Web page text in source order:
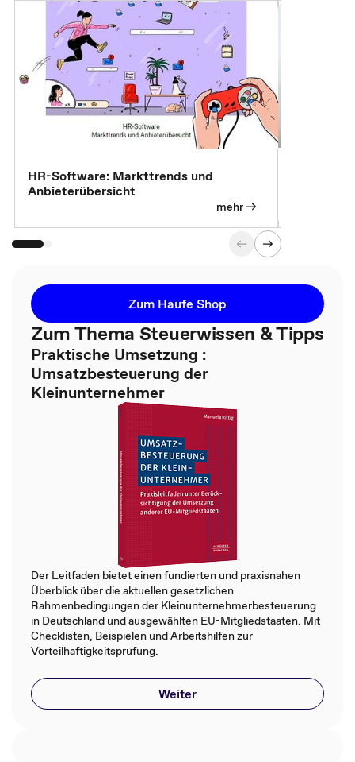
HR-Software: Markttrends und
Anbieterübersicht
mehr
Zum Haufe Shop
Zum Thema Steuerwissen & Tipps
Praktische Umsetzung :
Umsatzbesteuerung der
Kleinunternehmer
Der Leitfaden bietet einen fundierten und praxisnahen
Überblick über die aktuellen gesetzlichen
Rahmenbedingungen der Kleinunternehmerbesteuerung
in Deutschland und ausgewählten EU-Mitgliedstaaten. Mit
Checklisten, Beispielen und Arbeitshilfen zur
Vorteilhaftigkeitsprüfung.
Weiter